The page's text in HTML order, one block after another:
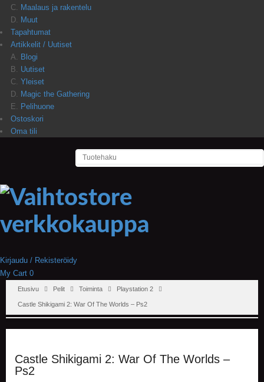
Maalaus ja rakentelu
Muut
Tapahtumat
Artikkelit / Uutiset
Blogi
Uutiset
Yleiset
Magic the Gathering
Pelihuone
Ostoskori
Oma tili
Kirjaudu / Rekisteröidy
My Cart 0
Etusivu Pelit Toiminta Playstation 2
Castle Shikigami 2: War Of The Worlds – Ps2
Castle Shikigami 2: War Of The Worlds –
Ps2